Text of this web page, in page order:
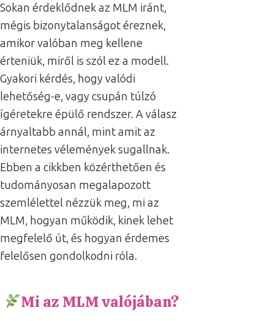
Sokan érdeklődnek az MLM iránt,
mégis bizonytalanságot éreznek,
amikor valóban meg kellene
érteniük, miről is szól ez a modell.
Gyakori kérdés, hogy valódi
lehetőség-e, vagy csupán túlzó
ígéretekre épülő rendszer. A válasz
árnyaltabb annál, mint amit az
internetes vélemények sugallnak.
Ebben a cikkben közérthetően és
tudományosan megalapozott
szemlélettel nézzük meg, mi az
MLM, hogyan működik, kinek lehet
megfelelő út, és hogyan érdemes
felelősen gondolkodni róla.
Mi az MLM valójában?